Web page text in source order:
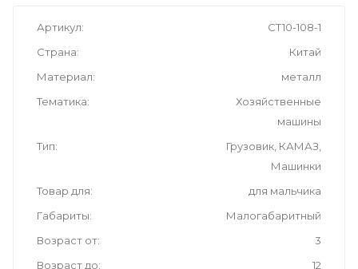
Артикул
CT10-108-1
Страна
Китай
Материал
металл
Тематика
Хозяйственные
машины
Тип
Грузовик, КАМАЗ,
Машинки
Товар для
для мальчика
Габариты
Малогабаритный
Возраст от
3
Возраст до
12